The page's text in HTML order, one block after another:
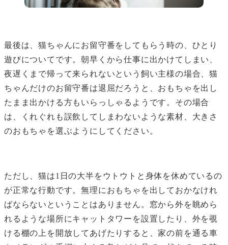
最後は、猫ちゃんにお留守番をしてもらう時の、ひとり
遊びについてです。朝早くから仕事に出かけてしまい、
夜遅くまで帰って来られないという飼い主様の場合、猫
ちゃんだけのお留守番は退屈だろうと、おもちゃを出し
たまま出かける方もいらっしゃるようです。その場合
は、くれぐれも誤飲してしまわないような素材、大きさ
のおもちゃを選ぶようにしてください。
ただし、猫は1日の大半をウトウトと身体を休めているの
が正常な行動です。無理におもちゃを出しておかなけれ
ばならないということはありません。窓から外を眺めら
れるような場所にキャットタワーを設置したり、外を覗
ける棚の上を開放してあげたりすると、家の前を通る車